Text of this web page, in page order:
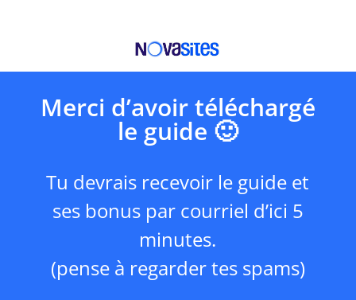
Merci d’avoir téléchargé
le guide 🙂
Tu devrais recevoir le guide et
ses bonus par courriel d’ici 5
minutes.
(pense à regarder tes spams)